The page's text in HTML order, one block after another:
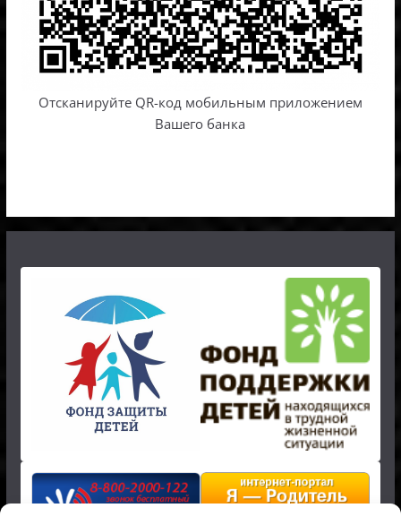
Отсканируйте QR-код мобильным приложением
Вашего банка